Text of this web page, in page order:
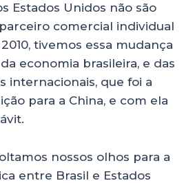
Estados Unidos não são
comercial individual
tivemos essa mudança
economia brasileira, e das
internacionais, que foi a
para a China, e com ela
nossos olhos para a
entre Brasil e Estados